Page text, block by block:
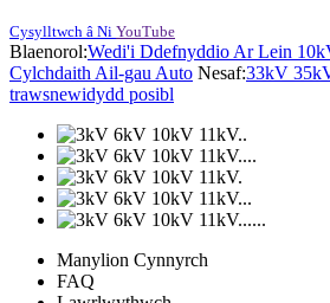
Cysylltwch â Ni YouTube
Blaenorol:Wedi'i Ddefnyddio Ar Lein
Cylchdaith Ail-gau Auto Nesaf:33kV
trawsnewidydd posibl
Manylion Cynnyrch
FAQ